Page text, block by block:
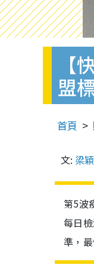
盟
首頁
文: 梁
第5波
每日
準，